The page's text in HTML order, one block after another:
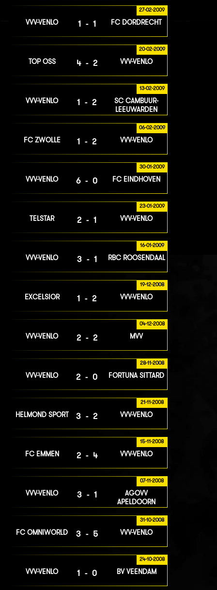
27-02-2009
VVV-VENLO 1-1 FC DORDRECHT
20-02-2009
TOP OSS 4-2 VVV-VENLO
13-02-2009
VVV-VENLO 1-2
SC CAMBUUR-
LEEUWARDEN
06-02-2009
FC ZWOLLE 1-2 VVV-VENLO
30-01-2009
VVV-VENLO 6-0 FC EINDHOVEN
23-01-2009
TELSTAR 2-1 VVV-VENLO
16-01-2009
VVV-VENLO 3-1 RBC ROOSENDAAL
19-12-2008
EXCELSIOR 1-2 VVV-VENLO
04-12-2008
VVV-VENLO 2-2 MVV
28-11-2008
VVV-VENLO 2-0 FORTUNA SITTARD
21-11-2008
HELMOND SPORT 3-2 VVV-VENLO
15-11-2008
FC EMMEN 2-4 VVV-VENLO
07-11-2008
VVV-VENLO 3-1
AGOVV
APELDOORN
31-10-2008
FC OMNIWORLD 3-5 VVV-VENLO
24-10-2008
VVV-VENLO 1-0 BV VEENDAM